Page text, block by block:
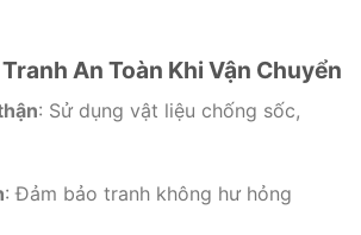
An Toàn Khi Vận Chuyển
: Sử dụng vật liệu chống sốc,
: Đảm bảo tranh không hư hỏng